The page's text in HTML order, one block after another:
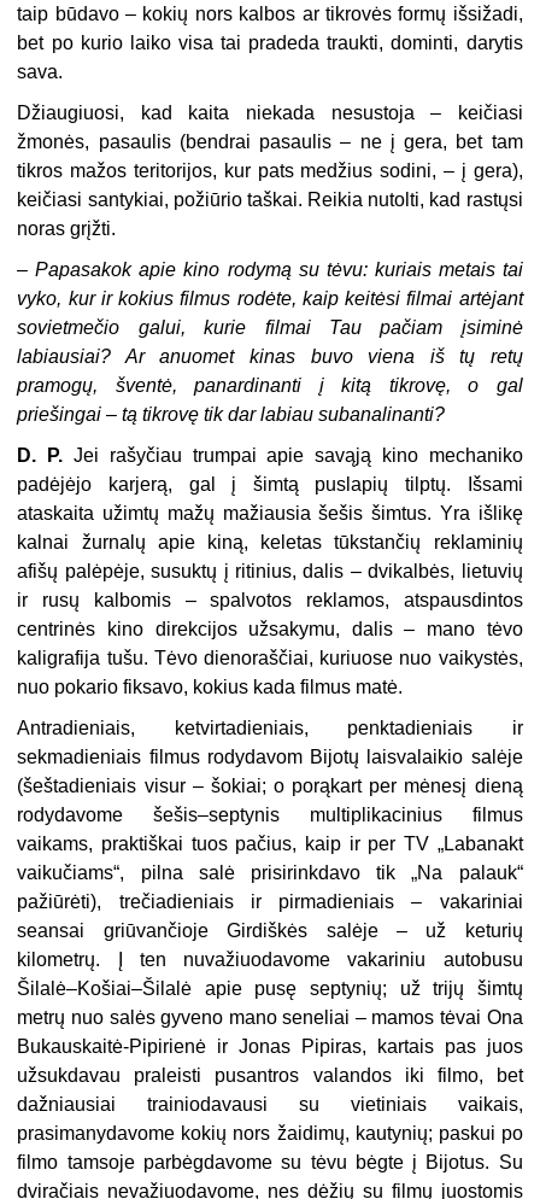
taip būdavo – kokių nors kalbos ar tikrovės formų išsižadi,
bet po kurio laiko visa tai pradeda traukti, dominti, darytis
sava.
Džiaugiuosi, kad kaita niekada nesustoja – keičiasi
žmonės, pasaulis (bendrai pasaulis – ne į gera, bet tam
tikros mažos teritorijos, kur pats medžius sodini, – į gera),
keičiasi santykiai, požiūrio taškai. Reikia nutolti, kad rastųsi
noras grįžti.
–Papasakok apie kino rodymą su tėvu: kuriais metais tai
vyko, kur ir kokius filmus rodėte, kaip keitėsi filmai artėjant
sovietmečio galui, kurie filmai Tau pačiam įsiminė
labiausiai? Ar anuomet kinas buvo viena iš tų retų
pramogų, šventė, panardinanti į kitą tikrovę, o gal
priešingai – tą tikrovę tik dar labiau subanalinanti?
D. P. Jei rašyčiau trumpai apie savąją kino mechaniko
padėjėjo karjerą, gal į šimtą puslapių tilptų. Išsami
ataskaita užimtų mažų mažiausia šešis šimtus. Yra išlikę
kalnai žurnalų apie kiną, keletas tūkstančių reklaminių
afišų palėpėje, susuktų į ritinius, dalis – dvikalbės, lietuvių
ir rusų kalbomis – spalvotos reklamos, atspausdintos
centrinės kino direkcijos užsakymu, dalis – mano tėvo
kaligrafija tušu. Tėvo dienoraščiai, kuriuose nuo vaikystės,
nuo pokario fiksavo, kokius kada filmus matė.
Antradieniais, ketvirtadieniais, penktadieniais ir
sekmadieniais filmus rodydavom Bijotų laisvalaikio salėje
(šeštadieniais visur – šokiai; o porąkart per mėnesį dieną
rodydavome šešis–septynis multiplikacinius filmus
vaikams, praktiškai tuos pačius, kaip ir per TV „Labanakt
vaikučiams“, pilna salė prisirinkdavo tik „Na palauk“
pažiūrėti), trečiadieniais ir pirmadieniais – vakariniai
seansai griūvančioje Girdiškės salėje – už keturių
kilometrų. Į ten nuvažiuodavome vakariniu autobusu
Šilalė–Košiai–Šilalė apie pusę septynių; už trijų šimtų
metrų nuo salės gyveno mano seneliai – mamos tėvai Ona
Bukauskaitė-Pipirienė ir Jonas Pipiras, kartais pas juos
užsukdavau praleisti pusantros valandos iki filmo, bet
dažniausiai trainiodavausi su vietiniais vaikais,
prasimanydavome kokių nors žaidimų, kautynių; paskui po
filmo tamsoje parbėgdavome su tėvu bėgte į Bijotus. Su
dviračiais nevažiuodavome, nes dėžių su filmų juostomis